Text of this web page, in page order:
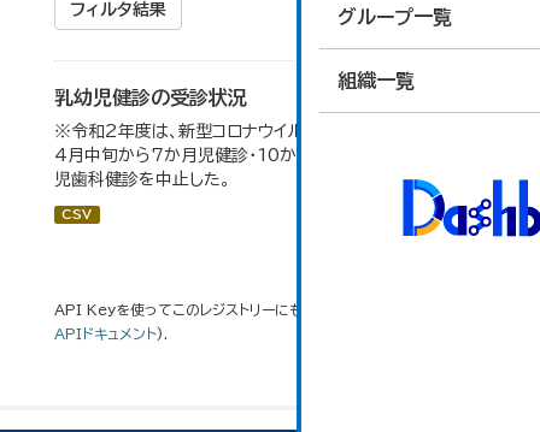
グループ一覧
組織一覧
フィルタ結果
乳幼児健診の受診状況
※令和2年度は、新型コロナウイルス感染拡大防止のため、
4月中旬から7か月児健診・10か月児健診及び2歳6か月
児歯科健診を中止した。
CSV
API Keyを使ってこのレジストリーにもアクセス可能です
APIドキュメント).